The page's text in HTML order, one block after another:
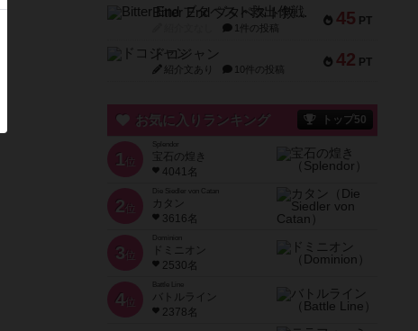
45 PT
Bitter End ブタペスト救出作戦
1件の投稿
42 PT
ドコジャン
紹介文あり 10件の投稿
お気に入りランキング トップ50
1 位
宝石の煌き
4041名
2 位
Die Siedler von Catan
カタン
3616名
3 位
ドミニオン
2530名
4位
Battle Line
バトルライン
2378名